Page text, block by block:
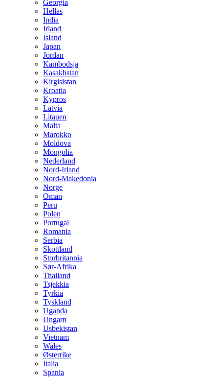
Georgia
Hellas
India
Irland
Island
Japan
Jordan
Kambodsja
Kasakhstan
Kirgisistan
Kroatia
Kypros
Latvia
Litauen
Malta
Marokko
Moldova
Mongolia
Nederland
Nord-Irland
Nord-Makedonia
Norge
Oman
Peru
Polen
Portugal
Romania
Serbia
Skottland
Storbritannia
Sør-Afrika
Thailand
Tsjekkia
Tyrkia
Tyskland
Uganda
Ungarn
Usbekistan
Vietnam
Wales
Østerrike
Italia
Spania